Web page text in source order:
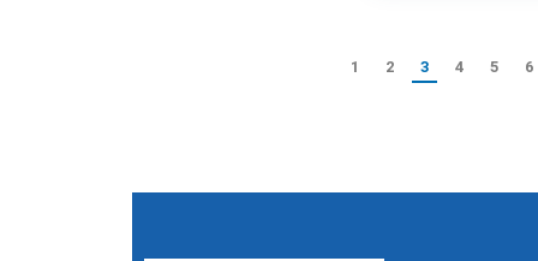
1 2 3 4 5 6